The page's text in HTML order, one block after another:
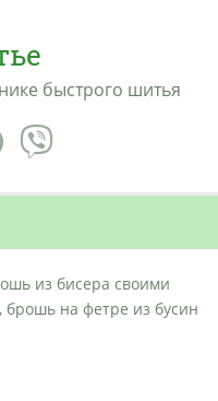
быстрого шитья
из бисера своими
брошь на фетре из бусин